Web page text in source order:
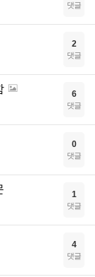
댓글
2
댓글
6
댓글
0
댓글
1
댓글
4
댓글